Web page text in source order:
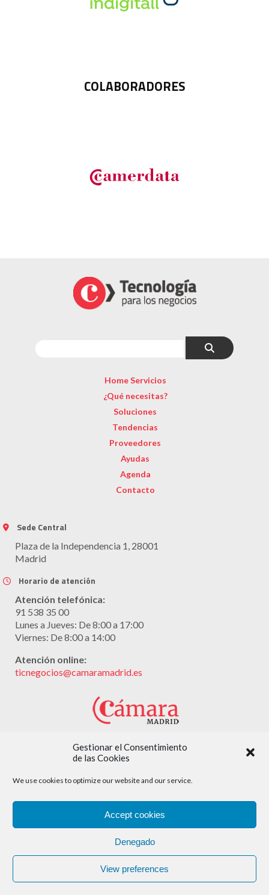
Gestionar el Consentimiento
de las Cookies
We use cookies to optimize our website and our service.
Accept cookies
Denegado
View preferences
COLABORADORES
Home Servicios
¿Qué necesitas?
Soluciones
Tendencias
Proveedores
Ayudas
Agenda
Contacto
Sede Central
Plaza de la Independencia 1, 28001
Madrid
Horario de atención
Atención telefónica:
91 538 35 00
Lunes a Jueves: De 8:00 a 17:00
Viernes: De 8:00 a 14:00
Atención online:
ticnegocios@camaramadrid.es
Con la colaboración de: